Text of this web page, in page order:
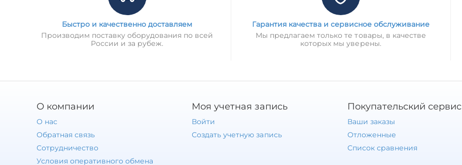
Быстро и качественно доставляем
Производим поставку оборудования по всей
России и за рубеж.
Гарантия качества и сервисное обслуживание
Мы предлагаем только те товары, в качестве
которых мы уверены.
О компании
О нас
Обратная связь
Сотрудничество
Условия оперативного обмена
Моя учетная запись
Войти
Создать учетную запись
Покупательский сервис
Ваши заказы
Отложенные
Список сравнения